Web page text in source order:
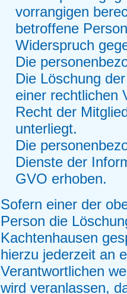
vorrangigen
betroffene
Widerspruch
Die
Die Löschung
einer rechtlichen
Recht der
unterliegt.
Die
Dienste der
GVO erhoben.
Sofern einer der
Person die
Kachtenhausen
hierzu jederzeit an
Verantwortlichen
wird veranlassen,